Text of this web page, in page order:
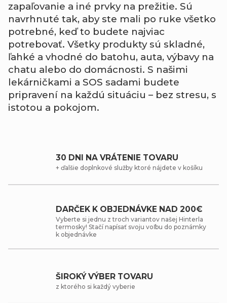
zapaľovanie a iné prvky na prežitie. Sú
navrhnuté tak, abyste mali po ruke všetko
potrebné, keďto budete najviac
potrebovať. Všetky produktysú skladné,
ľahké a vhodné do batohu, auta, výbavy na
chatu alebo do domácnosti. S našimi
lekárničkami a SOS sadami budete
pripravení na každú situáciu – bez stresu, s
istotou a pokojom.
30 DNI NA VRÁTENIE TOVARU
+ ďalšie doplnkové služby ktoré nájdete v košíku
DARČEK K OBJEDNÁVKE NAD 200€
Vyberte si jednu z troch variantov našej Hinterla
termosky! Stačí napísať svoju voľbu do poznámky
k objednávke
ŠIROKÝ VÝBER TOVARU
z ktorého si každý vyberie